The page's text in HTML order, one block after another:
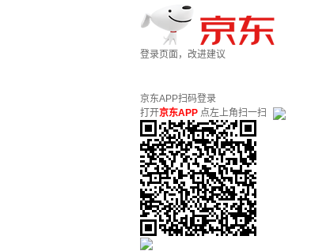
登录页面，改进建议
京东APP扫码登录
打开京东APP 点左上角扫一扫